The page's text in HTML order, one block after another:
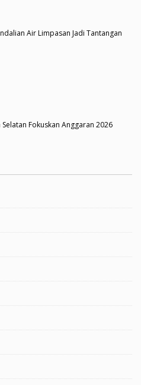
Air Limpasan Jadi Tantangan
Fokuskan Anggaran 2026